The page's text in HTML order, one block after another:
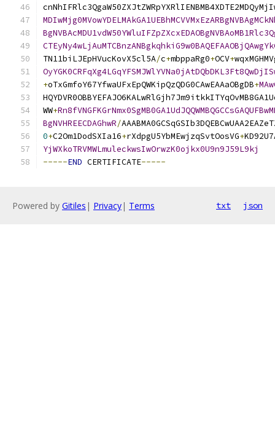
TN11biLJEpHVucKovX5cl5A/c+mbppaRg0+OCV+
+oTxGmfoY67YfwaUFxEpQWKipQzQDG0CAwEAAaOBgDB+
WW+
BgNVHREECDAGhwR/
0+C2Om1DodSXIa16+rXdpgU5YbMEwjzqSvtOosVG+
YjWXkoTRVMWLmuleckwsIwOrwzK0ojkx0U9n9J59L9kj
-----END CERTIFICATE-----
Powered by Gitiles | Privacy| Terms txt json